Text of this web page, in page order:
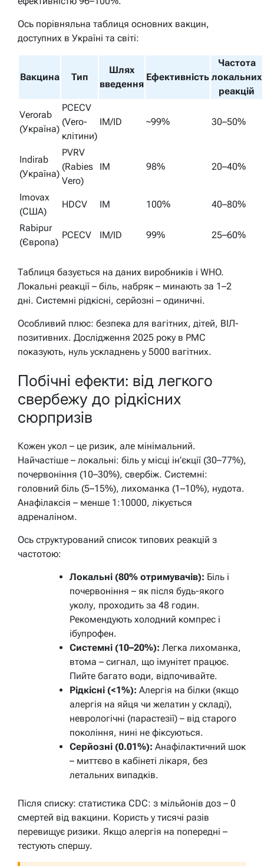
Ось порівняльна таблиця основних вакцин,
доступних в Україні та світі:
Вакцина Тип
Шлях
введення
Ефективність
Частота
локальних
реакцій
Verorab
(Україна)
PCECV
(Vero-
клітини)
IM/ID ~99% 30–50%
Indirab
(Україна)
PVRV
(Rabies
Vero)
IM 98% 20–40%
Imovax
(США)
HDCV IM 100% 40–80%
Rabipur
(Європа)
PCECV IM/ID 99% 25–60%
Таблиця базується на даних виробників і WHO.
Локальні реакції – біль, набряк – минають за 1–2
дні. Системні рідкісні, серйозні – одиничні.
Особливий плюс: безпека для вагітних, дітей, ВІЛ-
позитивних. Дослідження 2025 року в PMC
показують, нуль ускладнень у 5000 вагітних.
Побічні ефекти: від легкого
свербежу до рідкісних
сюрпризів
Кожен укол – це ризик, але мінімальний.
Найчастіше – локальні: біль у місці ін’єкції (30–77%),
почервоніння (10–30%), свербіж. Системні:
головний біль (5–15%), лихоманка (1–10%), нудота.
Анафілаксія – менше 1:10000, лікується
адреналіном.
Ось структурований список типових реакцій з
частотою:
Локальні (80% отримувачів): Біль і
почервоніння – як після будь-якого
уколу, проходить за 48 годин.
Рекомендують холодний компрес і
ібупрофен.
Системні (10–20%): Легка лихоманка,
втома – сигнал, що імунітет працює.
Пийте багато води, відпочивайте.
Рідкісні (<1%): Алергія на білки (якщо
алергія на яйця чи желатин у складі),
неврологічні (парастезії) – від старого
покоління, нині не фіксуються.
Серйозні (0.01%): Анафілактичний шок
– миттєво в кабінеті лікаря, без
летальних випадків.
Після списку: статистика CDC: з мільйонів доз – 0
смертей від вакцини. Користь у тисячі разів
перевищує ризики. Якщо алергія на попередні –
тестують спершу.